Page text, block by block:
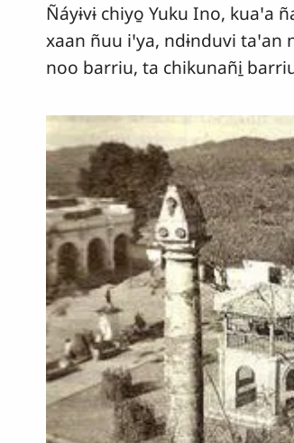
Ñáyɨvɨ chiyo̱ Yuku Ino, kuaꞌa
xaan ñuu iꞌya, ndɨnduvi
noo barriu, ta chikunañi̱